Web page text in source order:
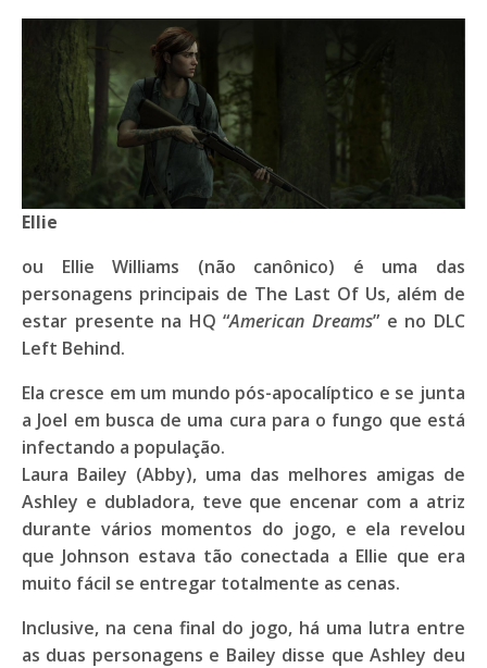
Ellie
ou Ellie Williams (não canônico) é uma das
personagens principais de The Last Of Us, além de
estar presente na HQ “American Dreams” e no DLC
Left Behind.
Ela cresce em um mundo pós-apocalíptico e se junta
a Joel em busca de uma cura para o fungo que está
infectando a população.
Laura Bailey (Abby), uma das melhores amigas de
Ashley e dubladora, teve que encenar com a atriz
durante vários momentos do jogo, e ela revelou
que Johnson estava tão conectada a Ellie que era
muito fácil se entregar totalmente as cenas.
Inclusive, na cena final do jogo, há uma lutra entre
as duas personagens e Bailey disse que Ashley deu